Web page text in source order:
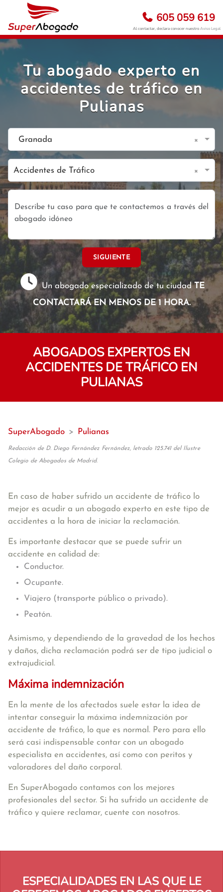
605 059 619
Al contactar, declara conocer nuestroAviso Legal
Tu abogado experto en
accidentes de tráfico en
Pulianas
Granada ×
Accidentes de Tráfico ×
SIGUIENTE
Un abogado especializado de tu ciudadTE
CONTACTARÁ EN MENOS DE 1 HORA.
ABOGADOS EXPERTOS EN
ACCIDENTES DE TRÁFICO EN
PULIANAS
SuperAbogado > Pulianas
Redacción de D. Diego Fernández Fernández, letrado 125.741 del Ilustre
Colegio de Abogados de Madrid.
En caso de haber sufrido un accidente de tráfico lo
mejor es acudir a un abogado experto en este tipo de
accidentes a la hora de iniciar la reclamación.
Es importante destacar que se puede sufrir un
accidente en calidad de:
Conductor.
Ocupante.
Viajero (transporte público o privado).
Peatón.
Asimismo, y dependiendo de la gravedad de los hechos
y daños, dicha reclamación podrá ser de tipo judicial o
extrajudicial.
Máxima indemnización
En la mente de los afectados suele estar la idea de
intentar conseguir la máxima indemnización por
accidente de tráfico, lo que es normal. Pero para ello
será casi indispensable contar con un abogado
especialista en accidentes, así como con peritos y
valoradores del daño corporal.
En SuperAbogado contamos con los mejores
profesionales del sector. Si ha sufrido un accidente de
tráfico y quiere reclamar, cuente con nosotros.
ESPECIALIDADES EN LAS QUE LE